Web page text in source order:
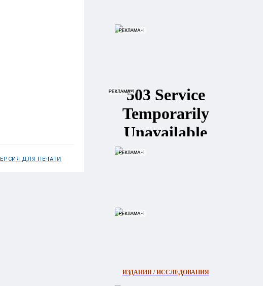
ДЛЯ ПЕЧАТИ
ИЗДАНИЯ / ИССЛЕДОВАНИЯ